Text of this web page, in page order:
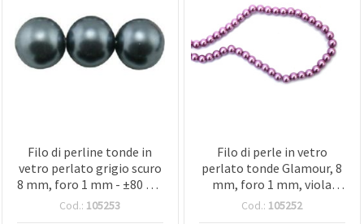
Filo di perline tonde in
vetro perlato grigio scuro
8 mm, foro 1 mm - ±80 cm
(~110 pz), perfette,
Cod.: 105253
Filo di perle in vetro
perlato tonde Glamour, 8
mm, foro 1 mm, viola
orchidea, ±80 cm, ±110 pz
Cod.: 105252